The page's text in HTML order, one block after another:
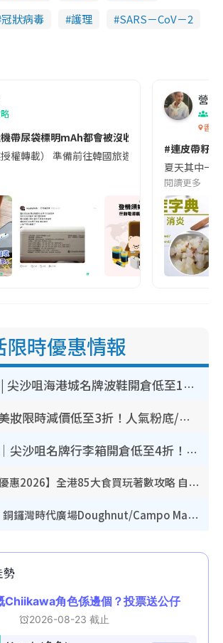
冠狀病毒 護理 SARS－CoV－2
帶尿袋標明mAh都會被沒收😱出發前切記檢查
授權轉載） 準備前往韓國旅遊的民眾，近期要
營養
香港
#連皮帶籽
夏天其中一
閱讀更多
限時優惠情報
開倉優惠 | 尖沙咀海港城名牌波鞋開倉低至1折！On鞋$899起／Joy&Peace鞋履$98起
CHANEL美妝限時減價低至3折！人氣粉底/唇膏/精華液低至$275！COCO香水都有平
開倉優惠｜尖沙咀名牌行李箱開倉低至4折！一連5日 American Tourister/ace./Hallmark $200起！
【8月生日優惠2026】全港85大食買玩著數攻略 自助餐/火鍋放題同行免費＋誠品/DONKI送現金券
開倉優惠｜銅鑼灣時代廣場Doughnut/Campo Marzio開倉低至1折！背囊、書包、手袋劈價$200起